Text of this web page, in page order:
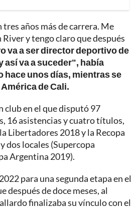
tres años más de carrera. Me
y tengo claro que después
va a ser director deportivo de
así va a suceder", había
hace unos días, mientras se
de Cali.
club en el que disputó 97
16 asistencias y cuatro títulos,
Libertadores 2018 y la Recopa
dos locales (Supercopa
Argentina 2019).
para una segunda etapa en el
después de doce meses, al
finalizaba su vínculo con el